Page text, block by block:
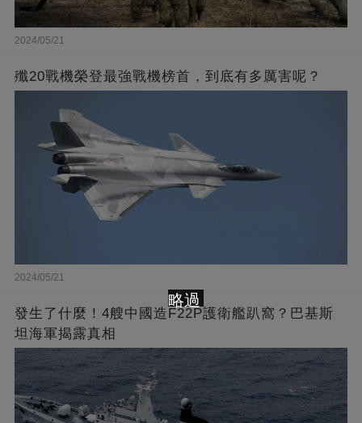
2024/05/21
殲20戰機榮登最強戰機榜首，到底有多厲害呢？
2024/05/21
發生了什麼！4艘中國造F22P護衛艦趴窩？巴基斯
坦海軍揭露真相
略過